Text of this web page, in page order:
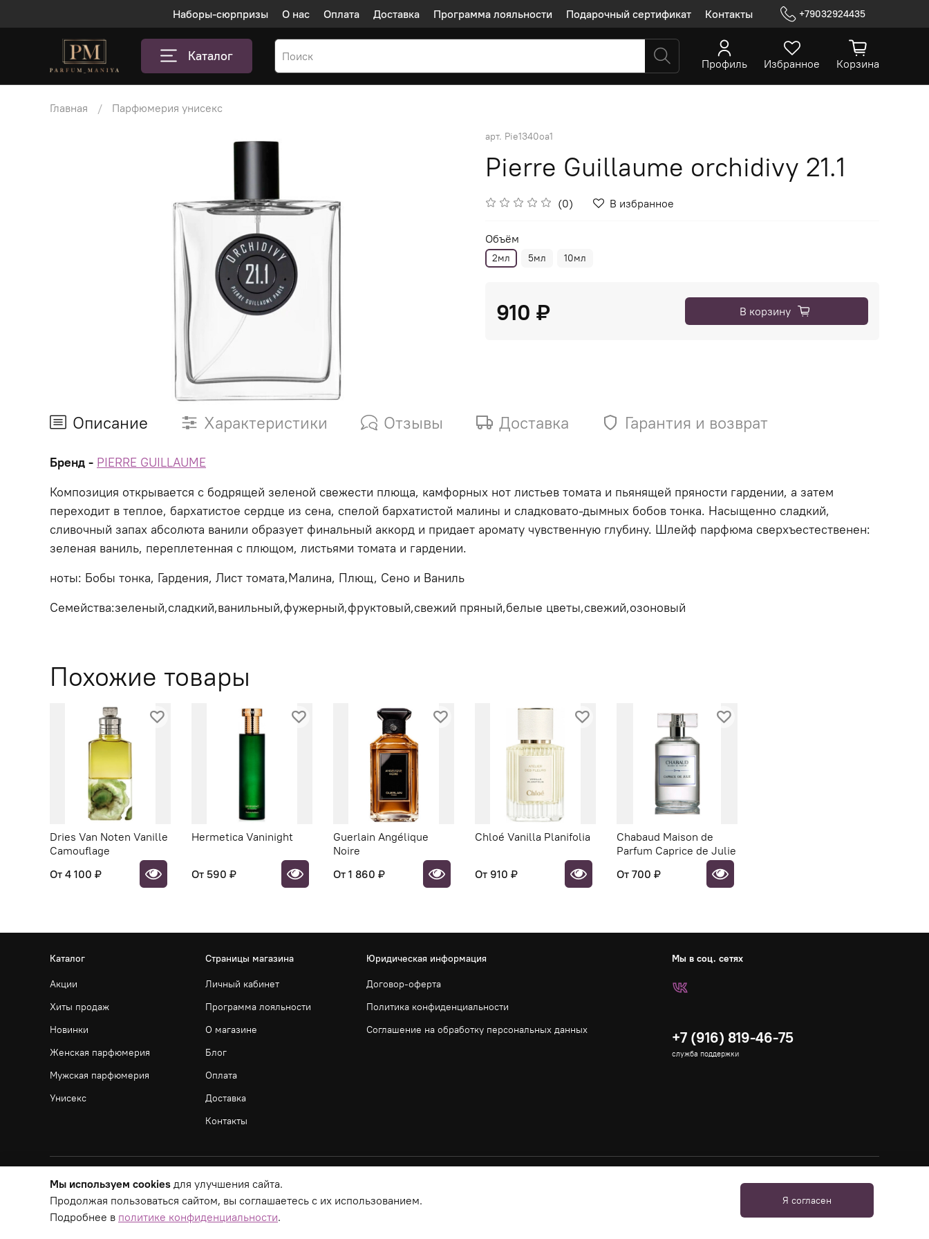
Наборы-сюрпризы О нас Оплата Доставка Программа лояльности Подарочный сертификат Контакты +79032924435
Каталог Профиль Избранное Корзина
Главная Парфюмерия унисекс
арт. Pie1340oa1
Pierre Guillaume orchidivy 21.1
(0) В избранное
Объём
2мл 5мл 10мл
910 ₽ В корзину
Описание Характеристики Отзывы Доставка Гарантия и возврат
Бренд - PIERRE GUILLAUME
Композиция открывается с бодрящей зеленой свежести плюща, камфорных нот листьев томата и пьянящей пряности гардении, а затем
переходит в теплое, бархатистое сердце из сена, спелой бархатистой малины и сладковато-дымных бобов тонка. Насыщенно сладкий,
сливочный запах абсолюта ванили образует финальный аккорд и придает аромату чувственную глубину. Шлейф парфюма сверхъестественен:
зеленая ваниль, переплетенная с плющом, листьями томата и гардении.
ноты: Бобы тонка, Гардения, Лист томата,Малина, Плющ, Сено и Ваниль
Семейства:зеленый,сладкий,ванильный,фужерный,фруктовый,свежий пряный,белые цветы,свежий,озоновый
Похожие товары
Dries Van Noten Vanille
Camouflage
От 4 100 ₽
Hermetica Vaninight
От 590 ₽
Guerlain Angélique
Noire
От 1 860 ₽
Chloé Vanilla Planifolia
От 910 ₽
Chabaud Maison de
Parfum Caprice de Julie
От 700 ₽
Каталог
Акции
Хиты продаж
Новинки
Женская парфюмерия
Мужская парфюмерия
Унисекс
Страницы магазина
Личный кабинет
Программа лояльности
О магазине
Блог
Оплата
Доставка
Контакты
Юридическая информация
Договор-оферта
Политика конфиденциальности
Соглашение на обработку персональных данных
Мы в соц. сетях
+7 (916) 819-46-75
служба поддержки
Мы используем cookies для улучшения сайта.
Продолжая пользоваться сайтом, вы соглашаетесь с их использованием.
Подробнее в политике конфиденциальности.
Я согласен